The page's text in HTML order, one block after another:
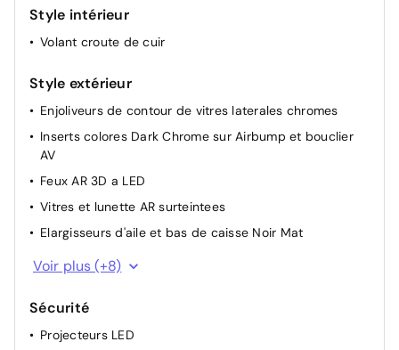
Aide au stationnement AV
ABS + AFU + ESP + REF
Essuie-vitres AV automatique Magic Wash
Sieges conducteur et passager reglables en hauteur
Retroviseur interieur electrochrome
Aide au stationnement AR
3 sieges AR independants, coulissants, inclinables et
Leve-vitres AV et AR electriques et sequentiels
Style intérieur
Volant croute de cuir
Style extérieur
Enjoliveurs de contour de vitres laterales chromes
Inserts colores Dark Chrome sur Airbump et bouclier
AV
Feux AR 3D a LED
Vitres et lunette AR surteintees
Elargisseurs d'aile et bas de caisse Noir Mat
Coques de retroviseurs exterieurs Noir Brillant
Sabots de protection Aluminium Brillant
Calandre superieure Noir Brillant
Voir plus (+8)
Sécurité
Projecteurs LED